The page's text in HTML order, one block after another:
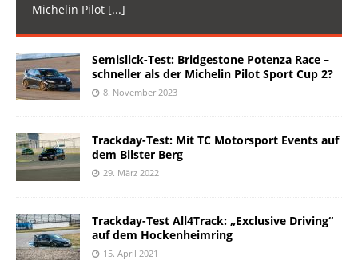
Michelin Pilot [...]
Semislick-Test: Bridgestone Potenza Race –
schneller als der Michelin Pilot Sport Cup 2?
8. November 2023
Trackday-Test: Mit TC Motorsport Events auf
dem Bilster Berg
29. März 2022
Trackday-Test All4Track: „Exclusive Driving“
auf dem Hockenheimring
15. April 2021